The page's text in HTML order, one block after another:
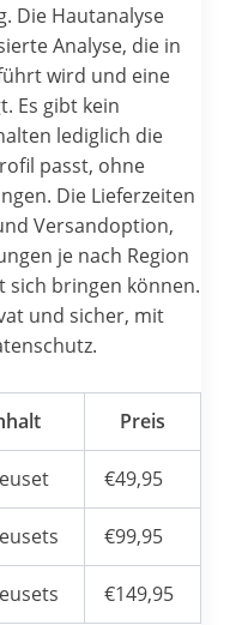
Die Hautanalyse
Analyse, die in
wird und eine
Es gibt kein
lediglich die
passt, ohne
Die Lieferzeiten
Versandoption,
je nach Region
sich bringen können.
und sicher, mit
Preis
€49,95
€99,95
€149,95